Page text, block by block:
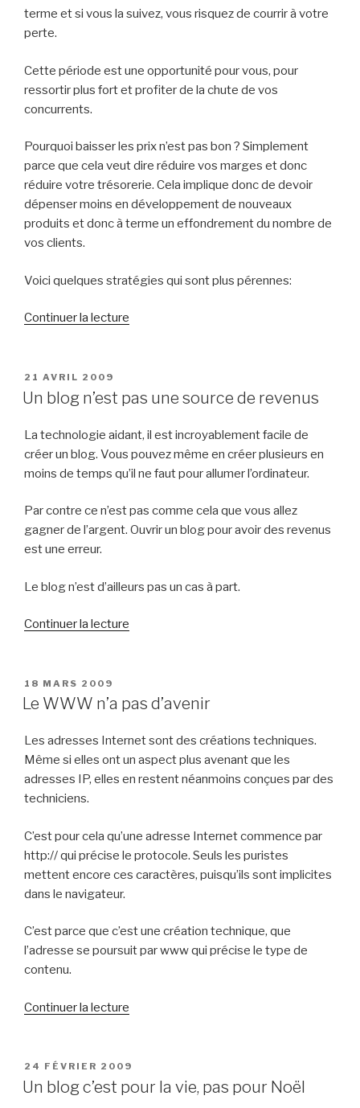
terme et si vous la suivez, vous risquez de courrir à votre
perte.
Cette période est une opportunité pour vous, pour
ressortir plus fort et profiter de la chute de vos
concurrents.
Pourquoi baisser les prix n’est pas bon ? Simplement
parce que cela veut dire réduire vos marges et donc
réduire votre trésorerie. Cela implique donc de devoir
dépenser moins en développement de nouveaux
produits et donc à terme un effondrement du nombre de
vos clients.
Voici quelques stratégies qui sont plus pérennes:
Continuer la lecture
une
PUBLIÉ
LE
21 AVRIL 2009
Un blog n’est pas une source de revenus
La technologie aidant, il est incroyablement facile de
créer un blog. Vous pouvez même en créer plusieurs en
moins de temps qu’il ne faut pour allumer l’ordinateur.
Par contre ce n’est pas comme cela que vous allez
gagner de l’argent. Ouvrir un blog pour avoir des revenus
est une erreur.
Le blog n’est d’ailleurs pas un cas à part.
Continuer la lecture
pas
source
de
revenus »
PUBLIÉ
LE
18 MARS 2009
Le WWW n’a pas d’avenir
Les adresses Internet sont des créations techniques.
Même si elles ont un aspect plus avenant que les
adresses IP, elles en restent néanmoins conçues par des
techniciens.
C’est pour cela qu’une adresse Internet commence par
http:// qui précise le protocole. Seuls les puristes
mettent encore ces caractères, puisqu’ils sont implicites
dans le navigateur.
C’est parce que c’est une création technique, que
l’adresse se poursuit par www qui précise le type de
contenu.
Continuer la lecture
n’a
pas
PUBLIÉ
LE
24 FÉVRIER 2009
Un blog c’est pour la vie, pas pour Noël